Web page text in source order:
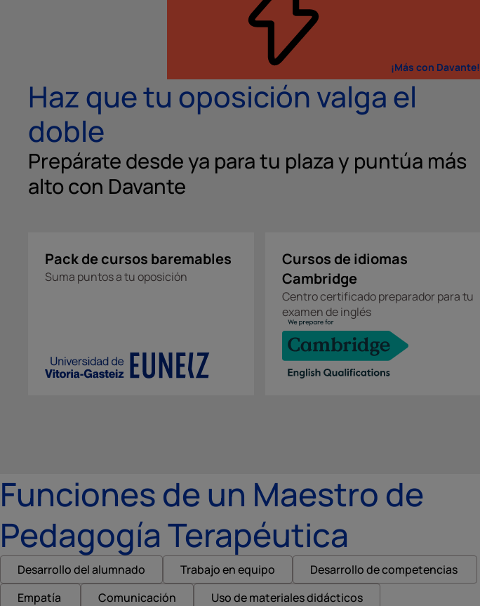
¡Más con Davante!
Haz que tu oposición valga el
doble
Prepárate desde ya para tu plaza y puntúa más
alto con Davante
Pack de cursos baremables
Suma puntos a tu oposición
Cursos de idiomas
Cambridge
Centro certificado preparador para tu
examen de inglés
Funciones de un Maestro de
Pedagogía Terapéutica
Desarrollo del alumnado Trabajo en equipo
Desarrollo de competencias
Empatía
Comunicación
Uso de materiales didácticos